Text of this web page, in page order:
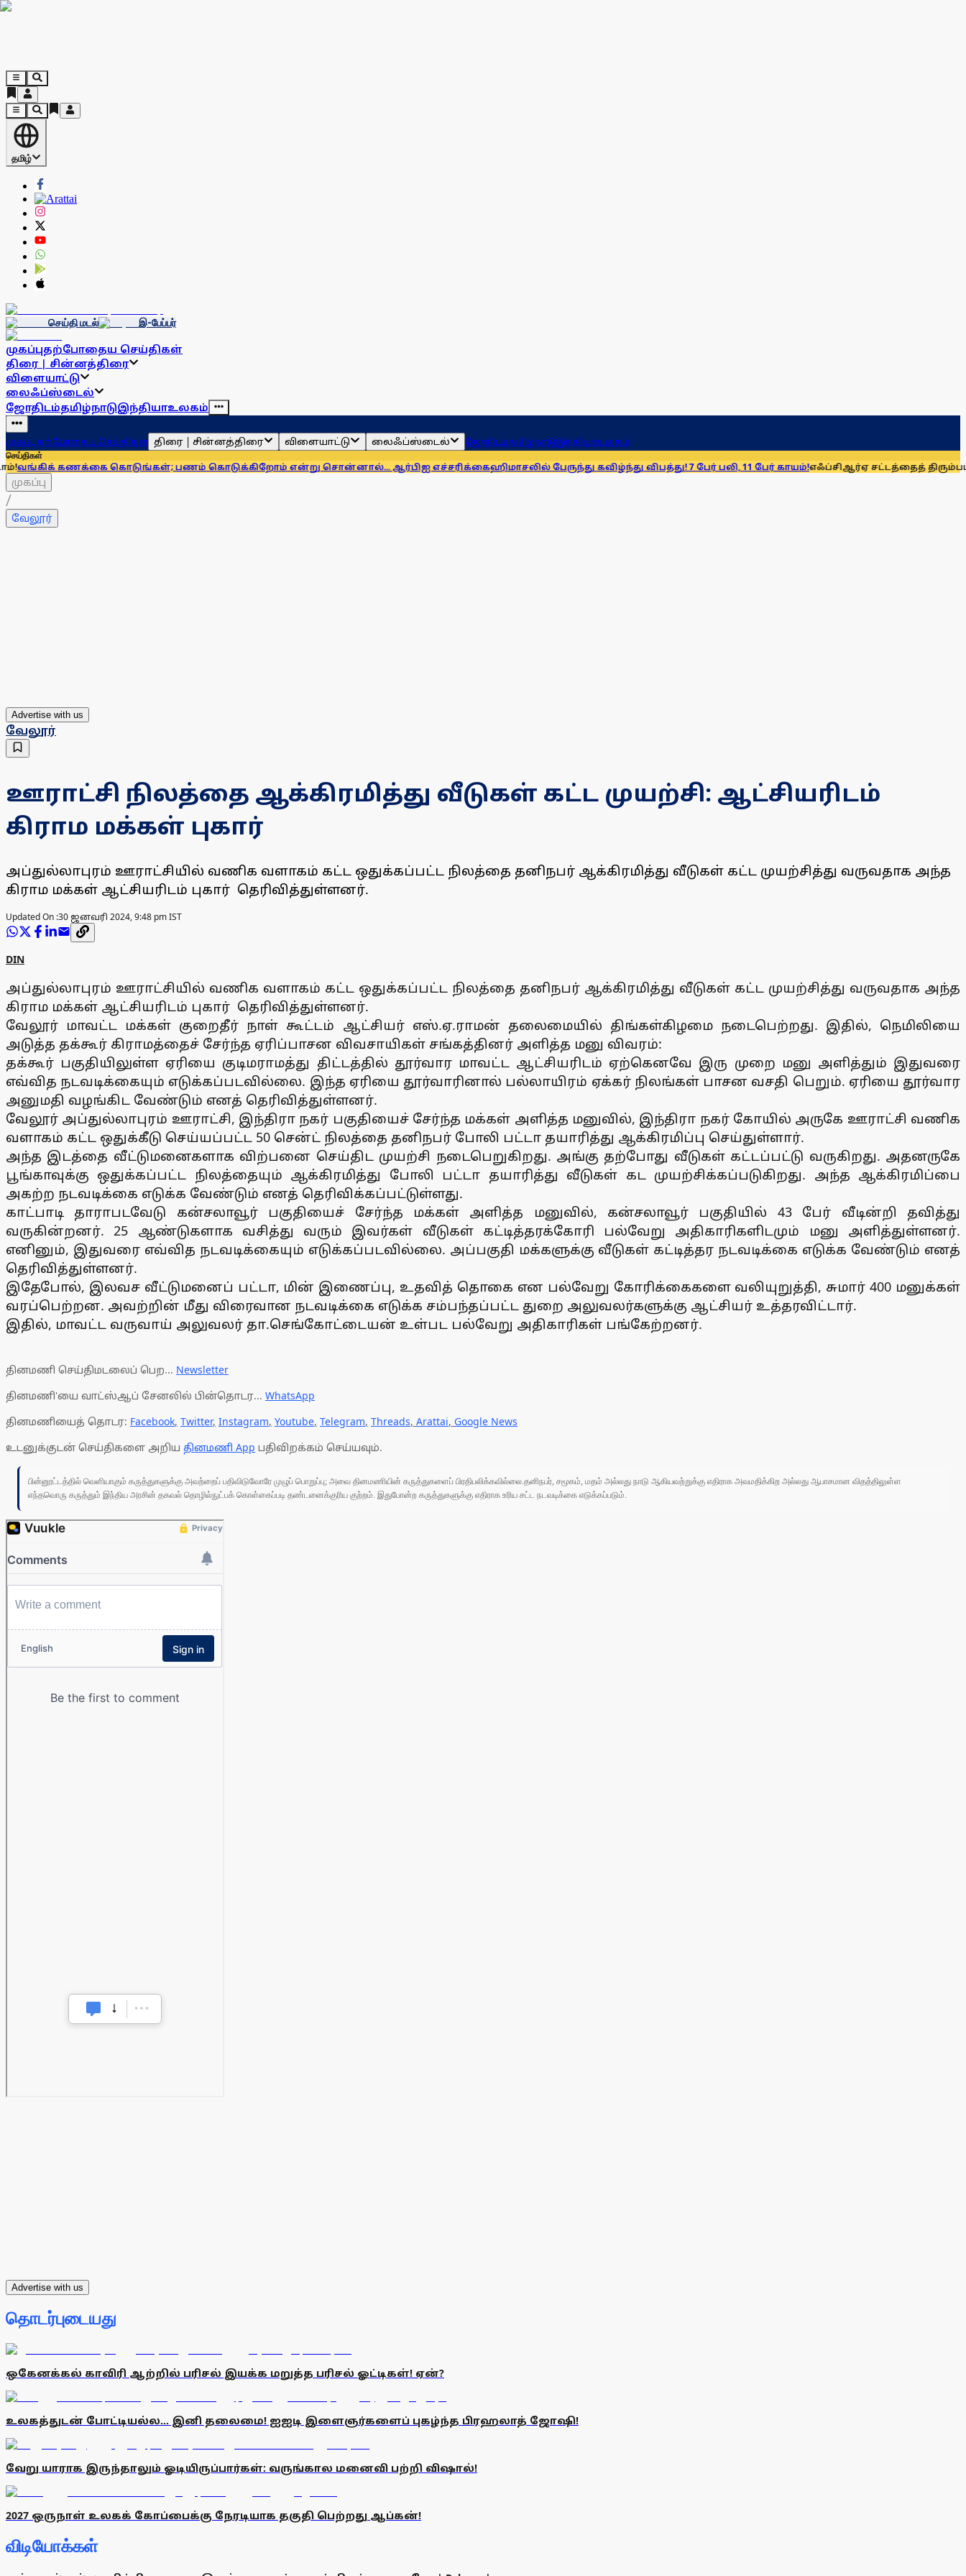
தமிழ்
செய்தி மடல் இ-பேப்பர்
முகப்புதற்போதைய செய்திகள்
திரை | சின்னத்திரை
விளையாட்டு
லைஃப்ஸ்டைல்
ஜோதிடம்தமிழ்நாடுஇந்தியாஉலகம்
முகப்புதற்போதைய செய்திகள் திரை | சின்னத்திரை விளையாட்டு லைஃப்ஸ்டைல் ஜோதிடம்தமிழ்நாடுஇந்தியாஉலகம்
செய்திகள்
கணக்கை கொடுங்கள்; பணம் கொடுக்கிறோம் என்று சொன்னால்... ஆர்பிஐ எச்சரிக்கைஹிமாசலில் பேருந்து கவிழ்ந்து விபத்து! 7 பேர் பலி, 11 பேர் காயம்! எஃப்சிஆர்ஏ சட்டத்தைத் திரும்பப் பெறுக:
முகப்பு
/
வேலூர்
Advertise with us
வேலூர்
ஊராட்சி நிலத்தை ஆக்கிரமித்து வீடுகள் கட்ட முயற்சி: ஆட்சியரிடம்
கிராம மக்கள் புகார்
அப்துல்லாபுரம் ஊராட்சியில் வணிக வளாகம் கட்ட ஒதுக்கப்பட்ட நிலத்தை தனிநபர் ஆக்கிரமித்து வீடுகள் கட்ட முயற்சித்து வருவதாக அந்த
கிராம மக்கள் ஆட்சியரிடம் புகார் தெரிவித்துள்ளனர்.
Updated On :30 ஜனவரி 2024, 9:48 pm IST
DIN
அப்துல்லாபுரம் ஊராட்சியில் வணிக வளாகம் கட்ட ஒதுக்கப்பட்ட நிலத்தை தனிநபர் ஆக்கிரமித்து வீடுகள் கட்ட முயற்சித்து வருவதாக அந்த
கிராம மக்கள் ஆட்சியரிடம் புகார் தெரிவித்துள்ளனர்.
வேலூர் மாவட்ட மக்கள் குறைதீர் நாள் கூட்டம் ஆட்சியர் எஸ்.ஏ.ராமன் தலைமையில் திங்கள்கிழமை நடைபெற்றது. இதில், நெமிலியை
அடுத்த தக்கூர் கிராமத்தைச் சேர்ந்த ஏரிப்பாசன விவசாயிகள் சங்கத்தினர் அளித்த மனு விவரம்:
தக்கூர் பகுதியிலுள்ள ஏரியை குடிமராமத்து திட்டத்தில் தூர்வார மாவட்ட ஆட்சியரிடம் ஏற்கெனவே இரு முறை மனு அளித்தும் இதுவரை
எவ்வித நடவடிக்கையும் எடுக்கப்படவில்லை. இந்த ஏரியை தூர்வாரினால் பல்லாயிரம் ஏக்கர் நிலங்கள் பாசன வசதி பெறும். ஏரியை தூர்வார
அனுமதி வழங்கிட வேண்டும் எனத் தெரிவித்துள்ளனர்.
வேலூர் அப்துல்லாபுரம் ஊராட்சி, இந்திரா நகர் பகுதியைச் சேர்ந்த மக்கள் அளித்த மனுவில், இந்திரா நகர் கோயில் அருகே ஊராட்சி வணிக
வளாகம் கட்ட ஒதுக்கீடு செய்யப்பட்ட 50 சென்ட் நிலத்தை தனிநபர் போலி பட்டா தயாரித்து ஆக்கிரமிப்பு செய்துள்ளார்.
அந்த இடத்தை வீட்டுமனைகளாக விற்பனை செய்திட முயற்சி நடைபெறுகிறது. அங்கு தற்போது வீடுகள் கட்டப்பட்டு வருகிறது. அதனருகே
பூங்காவுக்கு ஒதுக்கப்பட்ட நிலத்தையும் ஆக்கிரமித்து போலி பட்டா தயாரித்து வீடுகள் கட முயற்சிக்கப்படுகிறது. அந்த ஆக்கிரமிப்பை
அகற்ற நடவடிக்கை எடுக்க வேண்டும் எனத் தெரிவிக்கப்பட்டுள்ளது.
காட்பாடி தாராபடவேடு கன்சலாவூர் பகுதியைச் சேர்ந்த மக்கள் அளித்த மனுவில், கன்சலாவூர் பகுதியில் 43 பேர் வீடின்றி தவித்து
வருகின்றனர். 25 ஆண்டுகளாக வசித்து வரும் இவர்கள் வீடுகள் கட்டித்தரக்கோரி பல்வேறு அதிகாரிகளிடமும் மனு அளித்துள்ளனர்.
எனினும், இதுவரை எவ்வித நடவடிக்கையும் எடுக்கப்படவில்லை. அப்பகுதி மக்களுக்கு வீடுகள் கட்டித்தர நடவடிக்கை எடுக்க வேண்டும் எனத்
தெரிவித்துள்ளனர்.
இதேபோல், இலவச வீட்டுமனைப் பட்டா, மின் இணைப்பு, உதவித் தொகை என பல்வேறு கோரிக்கைகளை வலியுறுத்தி, சுமார் 400 மனுக்கள்
வரப்பெற்றன. அவற்றின் மீது விரைவான நடவடிக்கை எடுக்க சம்பந்தப்பட்ட துறை அலுவலர்களுக்கு ஆட்சியர் உத்தரவிட்டார்.
இதில், மாவட்ட வருவாய் அலுவலர் தா.செங்கோட்டையன் உள்பட பல்வேறு அதிகாரிகள் பங்கேற்றனர்.
தினமணி செய்திமடலைப் பெற... Newsletter
தினமணி'யை வாட்ஸ்ஆப் சேனலில் பின்தொடர... WhatsApp
தினமணியைத் தொடர: Facebook, Twitter, Instagram, Youtube, Telegram, Threads, Arattai, Google News
உடனுக்குடன் செய்திகளை அறிய தினமணி App பதிவிறக்கம் செய்யவும்.
பின்னூட்டத்தில் வெளியாகும் கருத்துகளுக்கு அவற்றைப் பதிவிடுவோரே முழுப் பொறுப்பு; அவை தினமணியின் கருத்துகளைப் பிரதிபலிக்கவில்லை.தனிநபர், சமூகம், மதம் அல்லது நாடு ஆகியவற்றுக்கு எதிராக அவமதிக்கிற அல்லது ஆபாசமான விதத்திலுள்ள
எந்தவொரு கருத்தும் இந்திய அரசின் தகவல் தொழில்நுட்பக் கொள்கைப்படி தண்டனைக்குரிய குற்றம். இதுபோன்ற கருத்துகளுக்கு எதிராக உரிய சட்ட நடவடிக்கை எடுக்கப்படும்.
Advertise with us
தொடர்புடையது
ஒகேனக்கல் காவிரி ஆற்றில் பரிசல் இயக்க மறுத்த பரிசல் ஓட்டிகள்! ஏன்?
உலகத்துடன் போட்டியல்ல... இனி தலைமை! ஐஐடி இளைஞர்களைப் புகழ்ந்த பிரஹலாத் ஜோஷி!
வேறு யாராக இருந்தாலும் ஓடியிருப்பார்கள்: வருங்கால மனைவி பற்றி விஷால்!
2027 ஒருநாள் உலகக் கோப்பைக்கு நேரடியாக தகுதி பெற்றது ஆப்கன்!
விடியோக்கள்